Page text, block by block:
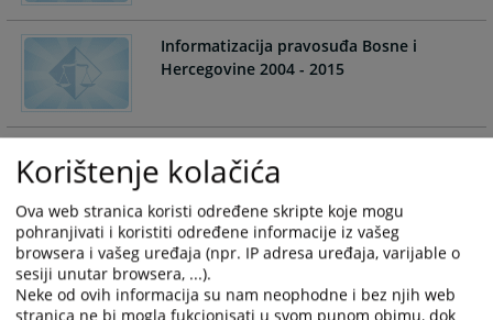
with
the
calendar
select
a
date.
Press
the
question
mark
key
to
calendar
a
Press
the
question
mark
to
Informatizacija pravosuđa Bosne i
Hercegovine 2004 - 2015
sudske odluke
Promotivna afiša o kvalifikacionom
testiranju
Korištenje kolačića
Ova web stranica koristi određene skripte koje mogu
pohranjivati i koristiti određene informacije iz vašeg
browsera i vašeg uređaja (npr. IP adresa uređaja, varijable o
sesiji unutar browsera, ...).
Neke od ovih informacija su nam neophodne i bez njih web
stranica ne bi mogla fukcionisati u svom punom obimu, dok